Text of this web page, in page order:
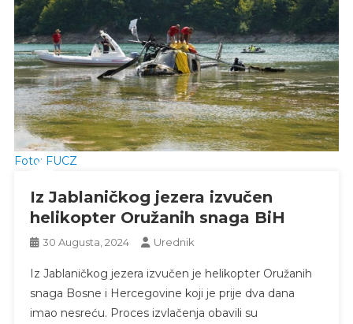
Foto: FUCZ
Iz Jablaničkog jezera izvučen
helikopter Oružanih snaga BiH
30 Augusta, 2024 Urednik
Iz Jablaničkog jezera izvučen je helikopter Oružanih
snaga Bosne i Hercegovine koji je prije dva dana
imao nesreću. Proces izvlačenja obavili su